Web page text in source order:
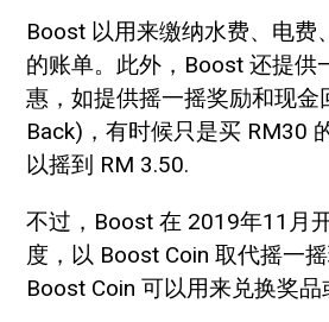
Boost 以用来缴纳水费、电费
的账单。此外，Boost 还提供
惠，如提供摇一摇奖励和现金
Back)，有时候只是买 RM30
以摇到 RM 3.50.
不过，Boost 在 2019年11月
度，以 Boost Coin 取代摇一摇
Boost Coin 可以用来兑换奖品